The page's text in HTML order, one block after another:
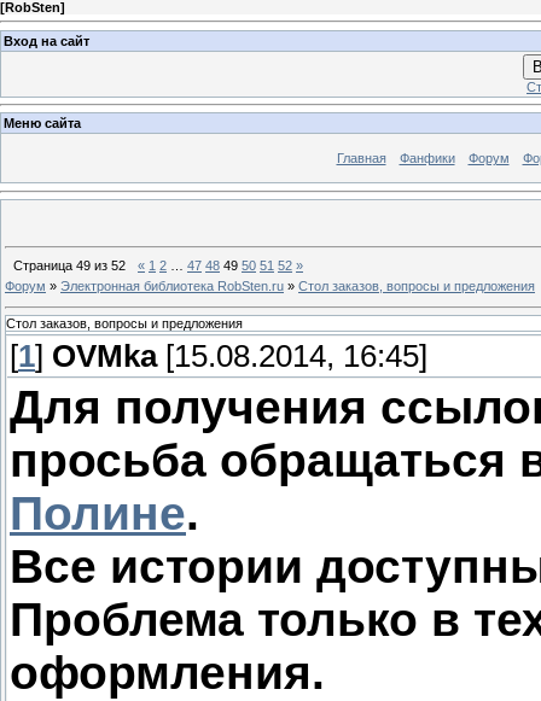
[RobSten]
Вход на сайт
Меню сайта
Главная Фанфики Форум
Страница 49 из 52 « 1 2 47 48 49 50 51 52 »
Форум » Электронная библиотека RobSten.ru » Стол заказов, вопросы и предложения
Стол заказов, вопросы и предложения
[1] OVMka[15.08.2014, 16:45]
Для получения
просьба обращаться
Полине.
Все истории
Проблема только в
оформления.